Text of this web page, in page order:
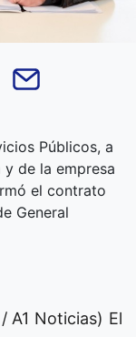
Públicos, a
de la empresa
el contrato
General
A1 Noticias) El